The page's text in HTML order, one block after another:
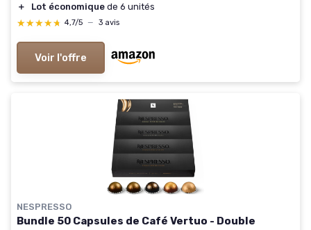
＋
Lot économique de 6 unités
★★★★★
★★★★★ 4,7/5 — 3 avis
Voir l'offre
NESPRESSO
Bundle 50 Capsules de Café Vertuo - Double